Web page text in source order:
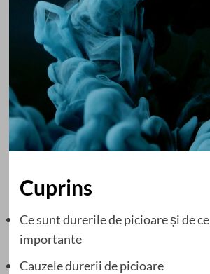
Cuprins
Ce sunt durerile de picioare și de
importante
Cauzele durerii de picioare